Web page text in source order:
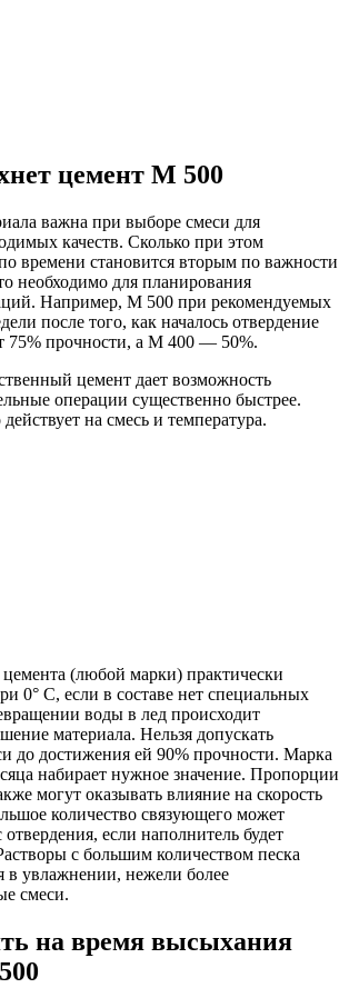
цемент М 500
важна при выборе смеси для
качеств. Сколько при этом
времени становится вторым по важности
необходимо для планирования
Например, М 500 при рекомендуемых
после того, как началось отвердение
75% прочности, а М 400 — 50%.
цемент дает возможность
операции существенно быстрее.
на смесь и температура.
(любой марки) практически
0° C, если в составе нет специальных
воды в лед происходит
материала. Нельзя допускать
до достижения ей 90% прочности. Марка
набирает нужное значение. Пропорции
могут оказывать влияние на скорость
количество связующего может
отвердения, если наполнитель будет
с большим количеством песка
в увлажнении, нежели более
смеси.
на время высыхания